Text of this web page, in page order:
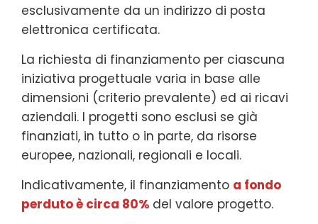
esclusivamente da un indirizzo di posta
elettronica certificata.
La richiesta di finanziamento per ciascuna
iniziativa progettuale varia in base alle
dimensioni (criterio prevalente) ed ai ricavi
aziendali. I progetti sono esclusi se già
finanziati, in tutto o in parte, da risorse
europee, nazionali, regionali e locali.
Indicativamente, il finanziamento a fondo
perduto è circa 80% del valore progetto.